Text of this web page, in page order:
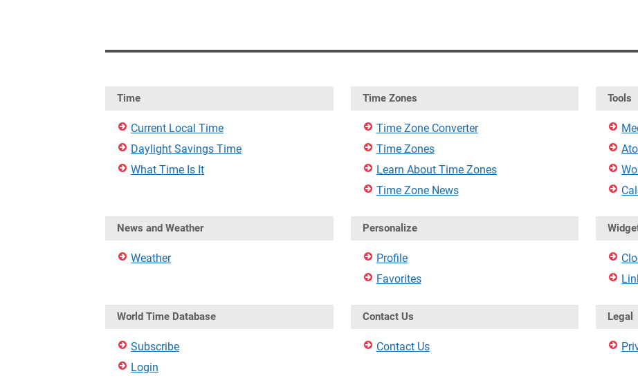
Time
Current Local Time
Daylight Savings Time
What Time Is It
Time Zones
Time Zone Converter
Time Zones
Learn About Time Zones
Time Zone News
Tools
News and Weather
Weather
Personalize
Profile
Favorites
World Time Database
Subscribe
Login
Contact Us
Contact Us
Legal